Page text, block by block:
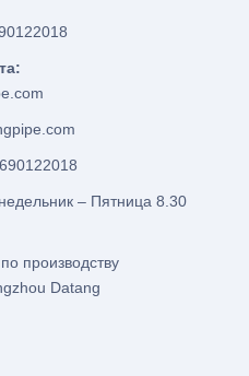
– Пятница 8.30
производству
Datang